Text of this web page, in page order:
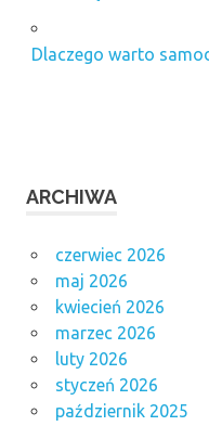
Dlaczego warto
ARCHIWA
czerwiec 2026
maj 2026
kwiecień 2026
marzec 2026
luty 2026
styczeń 2026
październik 2025